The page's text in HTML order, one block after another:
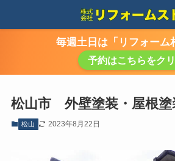
毎週土日は「リフォーム
予約はこちらをク
松山市 外壁塗装・屋根塗
松山 2023年8月22日